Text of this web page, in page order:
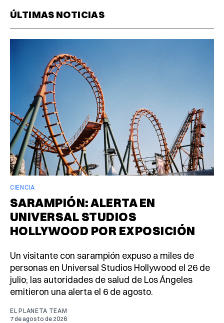
ÚLTIMAS NOTICIAS
CIENCIA
SARAMPIÓN: ALERTA EN
UNIVERSAL STUDIOS
HOLLYWOOD POR EXPOSICIÓN
Un visitante con sarampión expuso a miles de
personas en Universal Studios Hollywood el 26 de
julio; las autoridades de salud de Los Ángeles
emitieron una alerta el 6 de agosto.
EL PLANETA TEAM
7 de agosto de 2026